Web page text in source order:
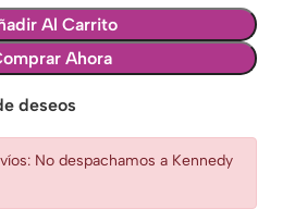
Al Carrito
Ahora
deseos
No despachamos a Kennedy